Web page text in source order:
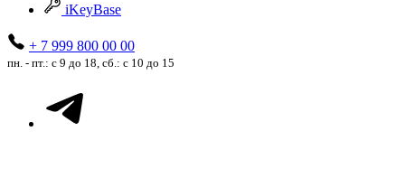
iKeyBase
+ 7 999 800 00 00
пн. - пт.: с 9 до 18, сб.: с 10 до 15